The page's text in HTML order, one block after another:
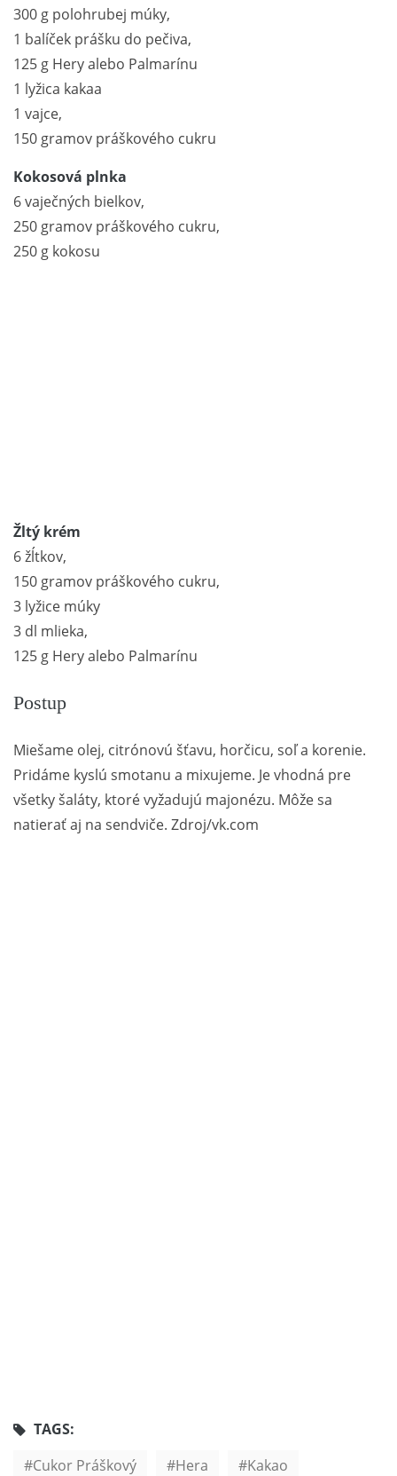
300 g polohrubej múky,
1 balíček prášku do pečiva,
125 g Hery alebo Palmarínu
1 lyžica kakaa
1 vajce,
150 gramov práškového cukru
Kokosová plnka
6 vaječných bielkov,
250 gramov práškového cukru,
250 g kokosu
Žltý krém
6 žĺtkov,
150 gramov práškového cukru,
3 lyžice múky
3 dl mlieka,
125 g Hery alebo Palmarínu
Postup
Miešame olej, citrónovú šťavu, horčicu, soľ a korenie.
Pridáme kyslú smotanu a mixujeme. Je vhodná pre
všetky šaláty, ktoré vyžadujú majonézu. Môže sa
natierať aj na sendviče. Zdroj/vk.com
TAGS:
Cukor Práškový
Hera Kakao